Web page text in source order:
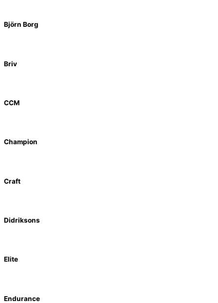
Björn Borg
Briv
CCM
Champion
Craft
Didriksons
Elite
Endurance